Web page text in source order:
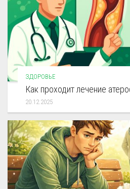
ЗДОРОВЬЕ
Как проходит лечение
20.12.2025